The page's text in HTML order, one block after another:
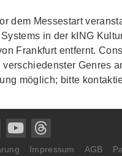
dem Messestart
in der kING
Frankfurt entfernt.
verschiedenster Genres
möglich; bitte
Impressum AGB